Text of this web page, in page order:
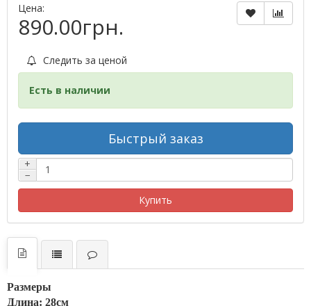
Цена:
890.00грн.
Следить за ценой
Есть в наличии
Быстрый заказ
+
−
Купить
Размеры
Длина: 28см